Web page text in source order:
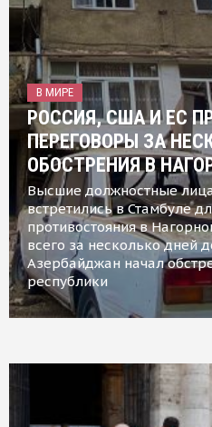
В МИРЕ
РОССИЯ, США И ЕС
ПЕРЕГОВОРЫ ЗА
ОБОСТРЕНИЯ В
Высшие должностные
встретились в Стамбуле
противостояния в
всего за несколько дней
Азербайджан начал
республики